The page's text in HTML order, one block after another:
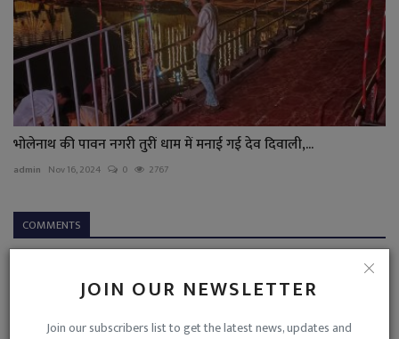
JOIN OUR NEWSLETTER
Join our subscribers list to get the latest news, updates and
भोलेनाथ की पावन नगरी तुरीं धाम में मनाई गई देव दिवाली,...
admin Nov 16, 2024 0 2767
COMMENTS